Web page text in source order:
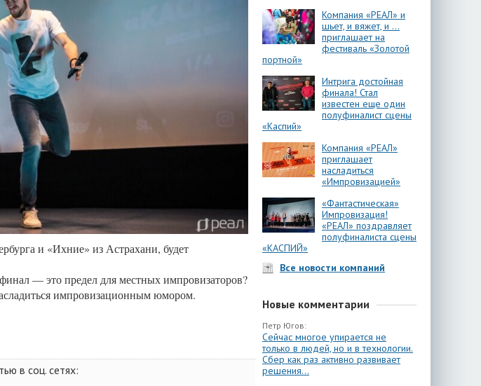
и «Ихние» из Астрахани, будет
— это предел для местных импровизаторов?
импровизационным юмором.
в соц. сетях:
Компания «РЕАЛ» и
шьет, и вяжет, и …
приглашает на
фестиваль «Золотой
портной»
Интрига достойная
финала! Стал
известен еще один
полуфиналист сцены
«Каспий»
Компания «РЕАЛ»
приглашает
насладиться
«Импровизацией»
«Фантастическая»
Импровизация!
«РЕАЛ» поздравляет
полуфиналиста сцены
«КАСПИЙ»
Все новости компаний
Новые комментарии
Петр Югов:
Сейчас многое упирается не
только в людей, но и в технологии.
Сбер как раз активно развивает
решения...